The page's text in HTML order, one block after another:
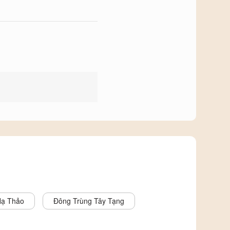
Thảo Đông Trùng Tây Tạng